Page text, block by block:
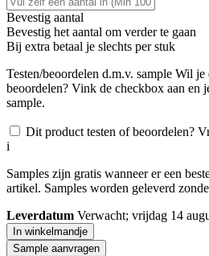
Bevestig aantal
Bevestig het aantal om verder te gaan
Bij extra betaal je slechts per stuk
Testen/beoordelen d.m.v. sample Wil je
beoordelen? Vink de checkbox aan en
sample.
Dit product testen of beoordelen?
i
Samples zijn gratis wanneer er een
artikel. Samples worden geleverd
Leverdatum Verwacht; vrijdag 14
In winkelmandje
Sample aanvragen